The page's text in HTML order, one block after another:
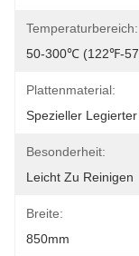
Temperaturbereich:
50-300℃ (122℉-
Plattenmaterial:
Spezieller
Besonderheit:
Leicht Zu Reinigen
Breite:
850mm